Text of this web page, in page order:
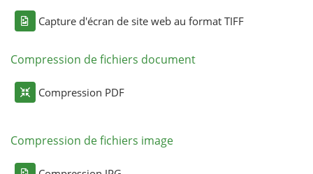
Capture d'écran de site web au format TIFF
Compression de fichiers document
Compression PDF
Compression de fichiers image